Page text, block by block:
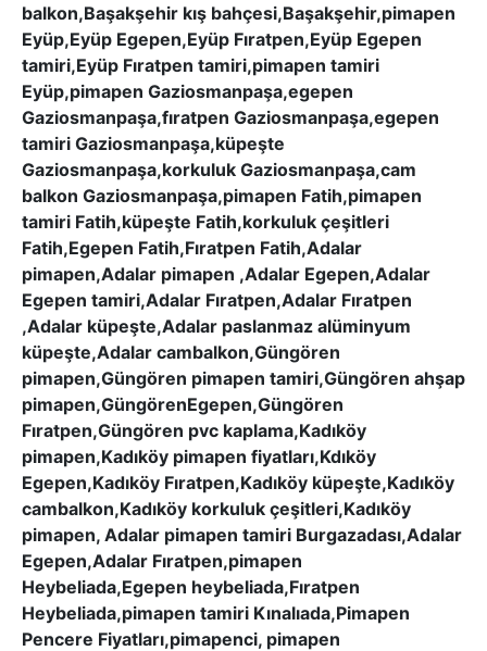
balkon,Başakşehir kış bahçesi,Başakşehir,pimapen
Eyüp,Eyüp Egepen,Eyüp Fıratpen,Eyüp Egepen
tamiri,Eyüp Fıratpen tamiri,pimapen tamiri
Eyüp,pimapen Gaziosmanpaşa,egepen
Gaziosmanpaşa,fıratpen Gaziosmanpaşa,egepen
tamiri Gaziosmanpaşa,küpeşte
Gaziosmanpaşa,korkuluk Gaziosmanpaşa,cam
balkon Gaziosmanpaşa,pimapen Fatih,pimapen
tamiri Fatih,küpeşte Fatih,korkuluk çeşitleri
Fatih,Egepen Fatih,Fıratpen Fatih,Adalar
pimapen,Adalar pimapen ,Adalar Egepen,Adalar
Egepen tamiri,Adalar Fıratpen,Adalar Fıratpen
,Adalar küpeşte,Adalar paslanmaz alüminyum
küpeşte,Adalar cambalkon,Güngören
pimapen,Güngören pimapen tamiri,Güngören ahşap
pimapen,GüngörenEgepen,Güngören
Fıratpen,Güngören pvc kaplama,Kadıköy
pimapen,Kadıköy pimapen fiyatları,Kdıköy
Egepen,Kadıköy Fıratpen,Kadıköy küpeşte,Kadıköy
cambalkon,Kadıköy korkuluk çeşitleri,Kadıköy
pimapen, Adalar pimapen tamiri Burgazadası,Adalar
Egepen,Adalar Fıratpen,pimapen
Heybeliada,Egepen heybeliada,Fıratpen
Heybeliada,pimapen tamiri Kınalıada,Pimapen
Pencere Fiyatları,pimapenci, pimapen